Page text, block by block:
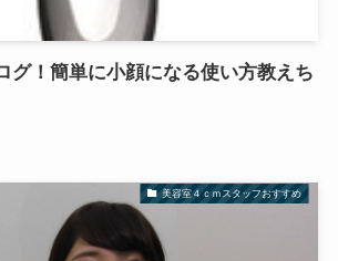
グ！簡単に小顔になる使い方教えち
美容室４ｃｍスタッフおすすめ